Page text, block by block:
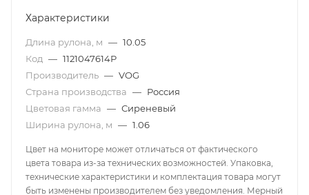
Характеристики
Длина рулона, м — 10.05
Код — 1121047614Р
Производитель — VOG
Страна производства — Россия
Цветовая гамма — Сиреневый
Ширина рулона, м — 1.06
Цвет на мониторе может отличаться от фактического
цвета товара из-за технических возможностей. Упаковка,
технические характеристики и комплектация товара могут
быть изменены производителем без уведомления. Мерный